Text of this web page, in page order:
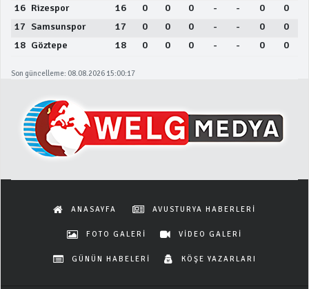
16 Rizespor 16 0 0 0 - - 0
0
17 Samsunspor 17 0 0 0 - - 0
0
18 Göztepe 18 0 0 0 - - 0 0
Son güncelleme: 08.08.2026 15:00:17
ANASAYFA AVUSTURYA HABERLERİ
FOTO GALERİ VİDEO GALERİ
GÜNÜN HABELERİ KÖŞE YAZARLARI